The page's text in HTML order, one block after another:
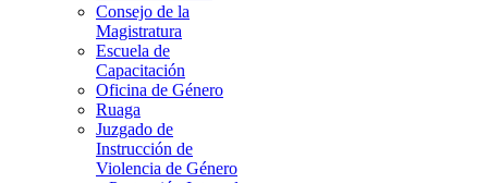
Consejo de la
Magistratura
Escuela de
Capacitación
Oficina de Género
Ruaga
Juzgado de
Instrucción de
Violencia de Género